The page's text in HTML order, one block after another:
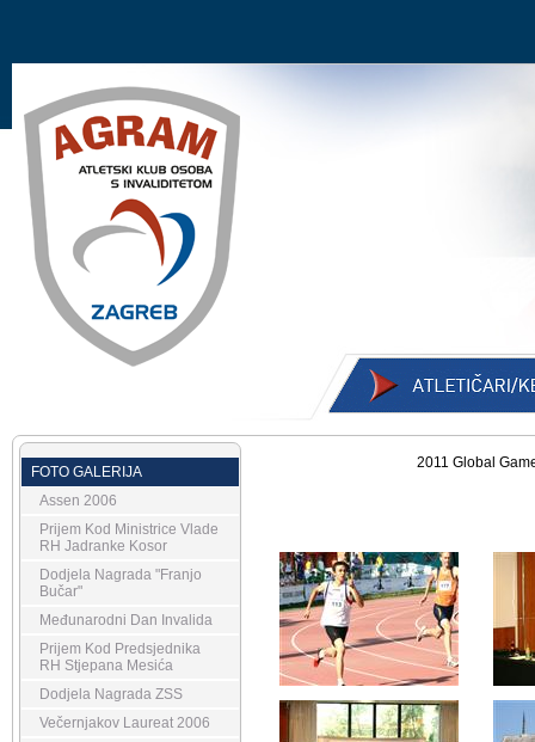
2011 Global
FOTO GALERIJA
Assen 2006
Prijem Kod Ministrice Vlade
RH Jadranke Kosor
Dodjela Nagrada "Franjo
Bučar"
Međunarodni Dan Invalida
Prijem Kod Predsjednika
RH Stjepana Mesića
Dodjela Nagrada ZSS
Večernjakov Laureat 2006